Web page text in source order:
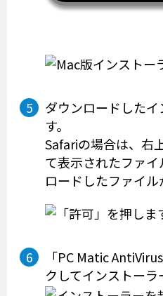
ダウンロードした
す。
Safariの場合は、右
て表示されたファ
ロードしたファイル
「PC Matic
クしてインストーラ